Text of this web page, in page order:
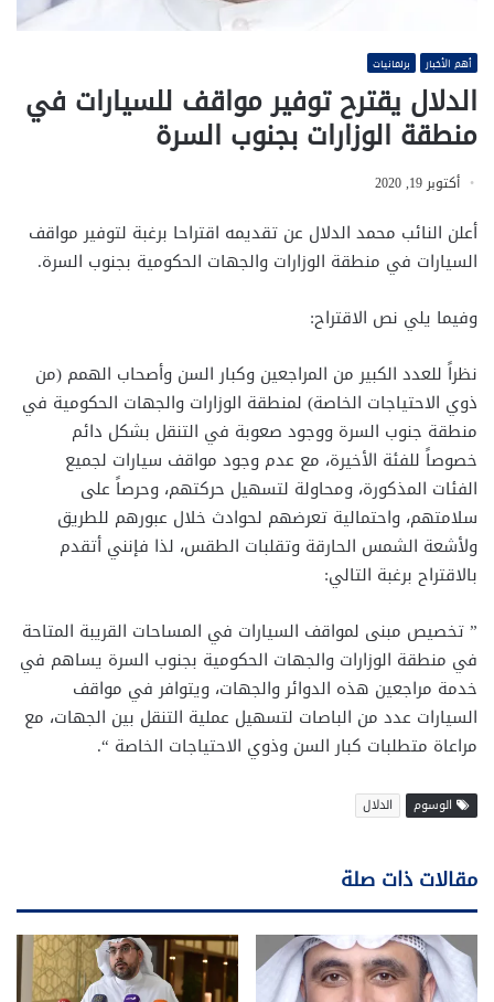
أهم الأخبار برلمانيات
الدلال يقترح توفير مواقف للسيارات في
منطقة الوزارات بجنوب السرة
أكتوبر 19, 2020
أعلن النائب محمد الدلال عن تقديمه اقتراحا برغبة لتوفير مواقف
السيارات في منطقة الوزارات والجهات الحكومية بجنوب السرة.
وفيما يلي نص الاقتراح:
نظراً للعدد الكبير من المراجعين وكبار السن وأصحاب الهمم (من
ذوي الاحتياجات الخاصة) لمنطقة الوزارات والجهات الحكومية في
منطقة جنوب السرة ووجود صعوبة في التنقل بشكل دائم
خصوصاً للفئة الأخيرة، مع عدم وجود مواقف سيارات لجميع
الفئات المذكورة، ومحاولة لتسهيل حركتهم، وحرصاً على
سلامتهم، واحتمالية تعرضهم لحوادث خلال عبورهم للطريق
ولأشعة الشمس الحارقة وتقلبات الطقس، لذا فإنني أتقدم
بالاقتراح برغبة التالي:
” تخصيص مبنى لمواقف السيارات في المساحات القريبة المتاحة
في منطقة الوزارات والجهات الحكومية بجنوب السرة يساهم في
خدمة مراجعين هذه الدوائر والجهات، ويتوافر في مواقف
السيارات عدد من الباصات لتسهيل عملية التنقل بين الجهات، مع
مراعاة متطلبات كبار السن وذوي الاحتياجات الخاصة “.
الوسوم الدلال
مقالات ذات صلة